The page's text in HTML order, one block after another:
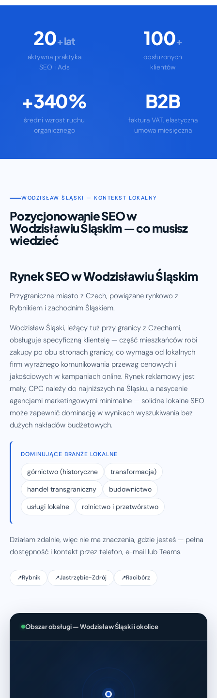
20+ lat
aktywna praktyka
SEO i Ads
100+
obsłużonych
klientów
+340%
średni wzrost ruchu
organicznego
B2B
faktura VAT, elastyczna
umowa miesięczna
WODZISŁAW ŚLĄSKI — KONTEKST LOKALNY
Pozycjonowanie SEO w
Wodzisławiu Śląskim — co musisz
wiedzieć
Rynek SEO w Wodzisławiu Śląskim
Przygraniczne miasto z Czech, powiązane rynkowo z
Rybnikiem i zachodnim Śląskiem.
Wodzisław Śląski, leżący tuż przy granicy z Czechami,
obsługuje specyficzną klientelę — część mieszkańców robi
zakupy po obu stronach granicy, co wymaga od lokalnych
firm wyraźnego komunikowania przewag cenowych i
jakościowych w kampaniach online. Rynek reklamowy jest
mały, CPC należy do najniższych na Śląsku, a nasycenie
agencjami marketingowymi minimalne — solidne lokalne SEO
może zapewnić dominację w wynikach wyszukiwania bez
dużych nakładów budżetowych.
DOMINUJĄCE BRANŻE LOKALNE
górnictwo (historyczne
transformacja)
handel transgraniczny
budownictwo
usługi lokalne
rolnictwo i przetwórstwo
Działam zdalnie, więc nie ma znaczenia, gdzie jesteś — pełna
dostępność i kontakt przez telefon, e-mail lub Teams.
Rybnik Jastrzębie-Zdrój Racibórz
Obszar obsługi — Wodzisław Śląski i okolice